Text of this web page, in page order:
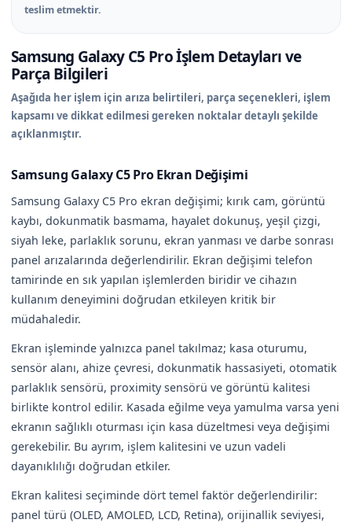
teslim etmektir.
Samsung Galaxy C5 Pro İşlem Detayları ve
Parça Bilgileri
Aşağıda her işlem için arıza belirtileri, parça seçenekleri, işlem
kapsamı ve dikkat edilmesi gereken noktalar detaylı şekilde
açıklanmıştır.
Samsung Galaxy C5 Pro Ekran Değişimi
Samsung Galaxy C5 Pro ekran değişimi; kırık cam, görüntü
kaybı, dokunmatik basmama, hayalet dokunuş, yeşil çizgi,
siyah leke, parlaklık sorunu, ekran yanması ve darbe sonrası
panel arızalarında değerlendirilir. Ekran değişimi telefon
tamirinde en sık yapılan işlemlerden biridir ve cihazın
kullanım deneyimini doğrudan etkileyen kritik bir
müdahaledir.
Ekran işleminde yalnızca panel takılmaz; kasa oturumu,
sensör alanı, ahize çevresi, dokunmatik hassasiyeti, otomatik
parlaklık sensörü, proximity sensörü ve görüntü kalitesi
birlikte kontrol edilir. Kasada eğilme veya yamulma varsa yeni
ekranın sağlıklı oturması için kasa düzeltmesi veya değişimi
gerekebilir. Bu ayrım, işlem kalitesini ve uzun vadeli
dayanıklılığı doğrudan etkiler.
Ekran kalitesi seçiminde dört temel faktör değerlendirilir:
panel türü (OLED, AMOLED, LCD, Retina), orijinallik seviyesi,